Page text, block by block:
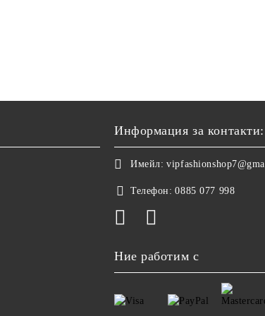
Информация за контакти:
Имейл:
Телефон: 0885 077 998
Ние работим с